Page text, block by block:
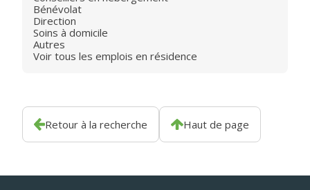
Bénévolat
Direction
Soins à domicile
Autres
Voir tous les emplois en résidence
Retour à la recherche Haut de page